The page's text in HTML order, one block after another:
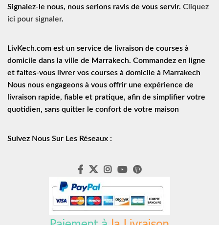
Signalez-le nous, nous serions ravis de vous servir. Cliquez
ici pour signaler.
LivKech.com est un service de
livraison de courses à
domicile dans la ville de Marrakech. Commandez en ligne
et faites-vous livrer vos courses à domicile à Marrakech
Nous nous engageons à vous offrir une expérience de
livraison rapide, fiable et pratique, afin de simplifier votre
quotidien, sans quitter le confort de votre maison
Suivez Nous Sur Les Réseaux :